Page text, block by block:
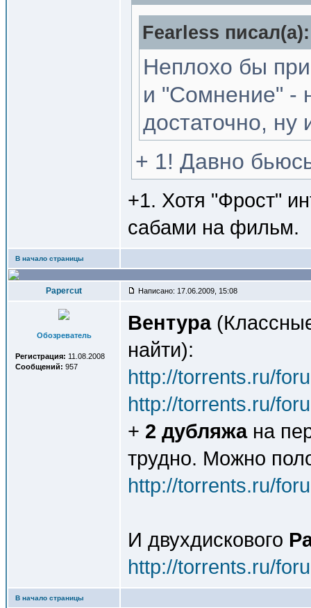
Fearless писал(a):
Неплохо бы
и "Сомнение" -
достаточно,
+ 1! Давно
+1. Хотя "Фрост"
сабами на фильм.
В начало страницы
Papercut Написано: 17.06.2009, 15:08
Обозреватель
Регистрация: 11.08.2008
Сообщений: 957
Вентура
найти):
http://torrents.ru/
http://torrents.ru/
+ 2 дубляжана
трудно. Можно
http://torrents.ru/
И двухдискового
http://torrents.ru/
В начало страницы